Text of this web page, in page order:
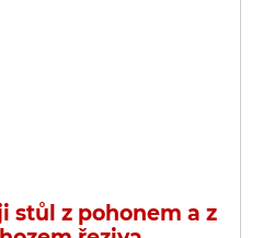
stůl z pohonem a z